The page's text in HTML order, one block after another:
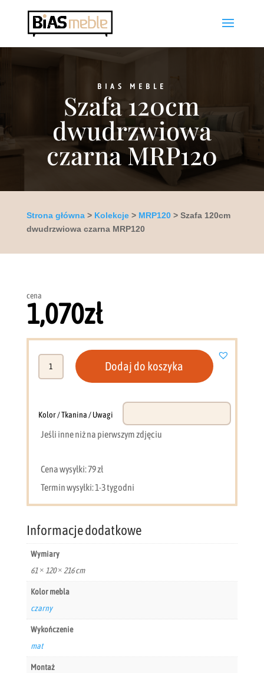
BIAS MEBLE
Szafa 120cm
dwudrzwiowa
czarna MRP120
Strona główna> Kolekcje> MRP120> Szafa 120cm
dwudrzwiowa czarna MRP120
cena
1,070zł
czarna
Dodaj do koszyka
Kolor / Tkanina / Uwagi
Jeśli inne niż na pierwszym zdjęciu
Cena wysyłki: 79 zł
Termin wysyłki: 1-3 tygodni
Informacje dodatkowe
Wymiary
61 × 120 × 216 cm
Kolor mebla
czarny
Wykończenie
mat
Montaż